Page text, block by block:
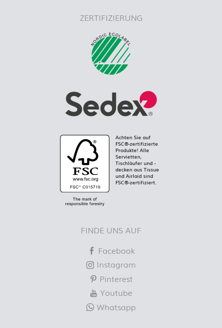
ZERTIFIZIERUNG
Achten Sie auf
FSC®-zertifizierte
Produkte! Alle
Servietten,
Tischläufer und -
decken aus Tissue
und Airlaid sind
FSC®-zertifiziert.
FINDE UNS AUF
Facebook
Instagram
Pinterest
Youtube
Whatsapp